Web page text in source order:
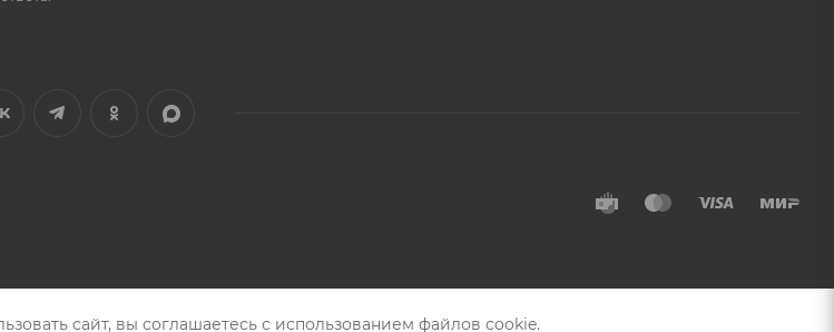
сайт, вы соглашаетесь с использованием файлов cookie.